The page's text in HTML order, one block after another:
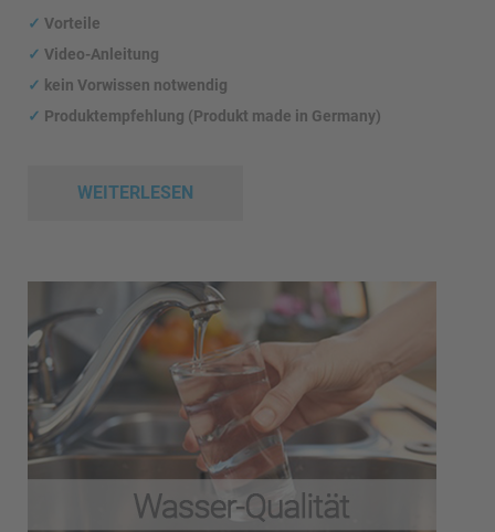
✓ Vorteile
✓ Video-Anleitung
✓ kein Vorwissen notwendig
✓ Produktempfehlung (Produkt made in Germany)
WEITERLESEN